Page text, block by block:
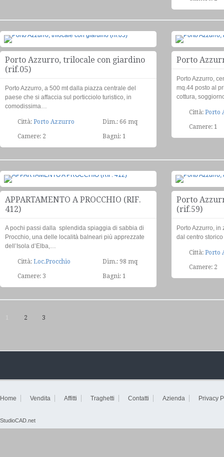
Trilocale
€250.000
Porto Azzurro, trilocale con giardino
(rif.05)
Porto Azzurro, a 500 mt dalla piazza centrale del
paese che si affaccia sul porticciolo turistico, in
comodissima…
Città: Porto Azzurro Dim.: 66 mq
Camere: 2 Bagni: 1
Porto
Porto Azzurro,
mq.44 posto al
cottura,
Città: Porto
Camere: 1
quadrilocale
€340.000
APPARTAMENTO A PROCCHIO (RIF.
412)
A pochi passi dalla splendida spiaggia di sabbia di
Procchio, una delle località balneari più apprezzate
dell’Isola d’Elba,…
Città: Loc.Procchio Dim.: 98 mq
Camere: 3 Bagni: 1
Porto
(rif.59)
Porto Azzurro,
dal centro
Città: Porto
Camere: 2
2 3
Home Vendita Affitti Traghetti Contatti Azienda Privacy
StudioCAD.net